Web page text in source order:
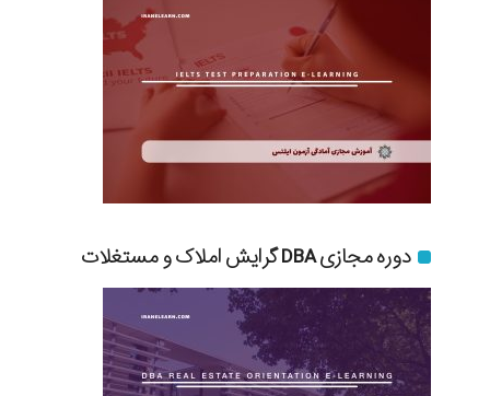
دوره مجازی DBA گرایش املاک و مستغلات